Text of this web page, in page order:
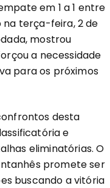
em 1 a 1 entre
na terça-feira, 2 de
mostrou
a necessidade
para os próximos
desta
e
eliminatórias. O
promete ser
buscando a vitória